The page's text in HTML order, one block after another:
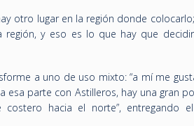
otro lugar en la región donde
y eso es lo que hay que
a uno de uso mixto: “a mí me
esa parte con Astilleros, hay una gran
hacia el norte”, entregando